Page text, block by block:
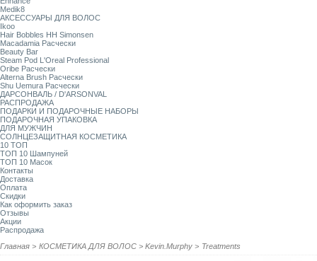
Medik8
АКСЕССУАРЫ ДЛЯ ВОЛОС
Ikoo
Hair Bobbles HH Simonsen
Macadamia Расчески
Beauty Bar
Steam Pod L'Oreal Professional
Oribe Расчески
Alterna Brush Расчески
Shu Uemura Расчески
ДАРСОНВАЛЬ / D'ARSONVAL
РАСПРОДАЖА
ПОДАРКИ И ПОДАРОЧНЫЕ НАБОРЫ
ПОДАРОЧНАЯ УПАКОВКА
ДЛЯ МУЖЧИН
СОЛНЦЕЗАЩИТНАЯ КОСМЕТИКА
10 ТОП
ТОП 10 Шампуней
ТОП 10 Масок
Контакты
Доставка
Оплата
Скидки
Как оформить заказ
Отзывы
Акции
Распродажа
Главная > КОСМЕТИКА ДЛЯ ВОЛОС > Kevin.Murphy > Treatments